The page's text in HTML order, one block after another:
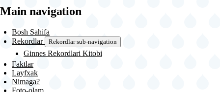
Main navigation
Bosh Sahifa
Rekordlar
Rekordlar sub-navigation
Ginnes Rekordlari Kitobi
Faktlar
Layfxak
Nimaga?
Foto-olam